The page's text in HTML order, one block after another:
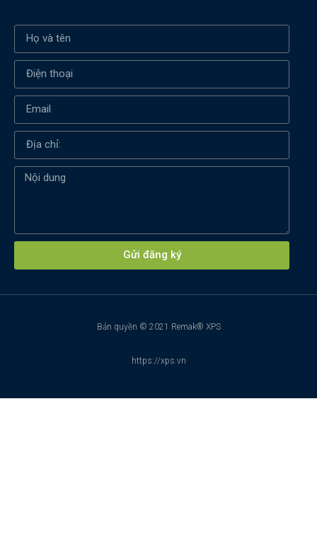
Gửi đăng ký
Bản quyền © 2021 Remak® XPS
https://xps.vn